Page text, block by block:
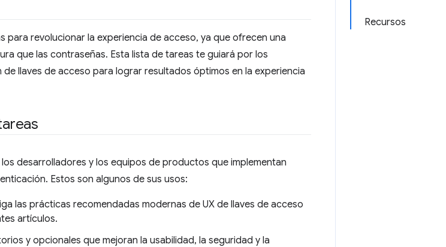
Recursos
para revolucionar la experiencia de acceso, ya que ofrecen una
que las contraseñas. Esta lista de tareas te guiará por los
llaves de acceso para lograr resultados óptimos en la experiencia
desarrolladores y los equipos de productos que implementan
Estos son algunos de sus usos:
las prácticas recomendadas modernas de UX de llaves de acceso
artículos.
y opcionales que mejoran la usabilidad, la seguridad y la